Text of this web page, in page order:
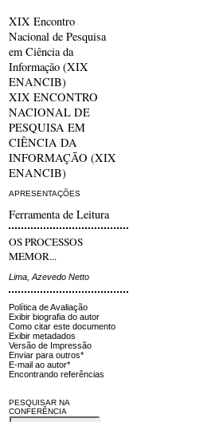
XIX Encontro
Nacional de Pesquisa
em Ciência da
Informação (XIX
ENANCIB)
XIX ENCONTRO
NACIONAL DE
PESQUISA EM
CIÊNCIA DA
INFORMAÇÃO (XIX
ENANCIB)
APRESENTAÇÕES
Ferramenta de Leitura
OS PROCESSOS
MEMOR...
Lima, Azevedo Netto
Política de Avaliação
Exibir biografia do autor
Como citar este documento
Exibir metadados
Versão de Impressão
Enviar para outros*
E-mail ao autor*
Encontrando referências
PESQUISAR NA
CONFERÊNCIA